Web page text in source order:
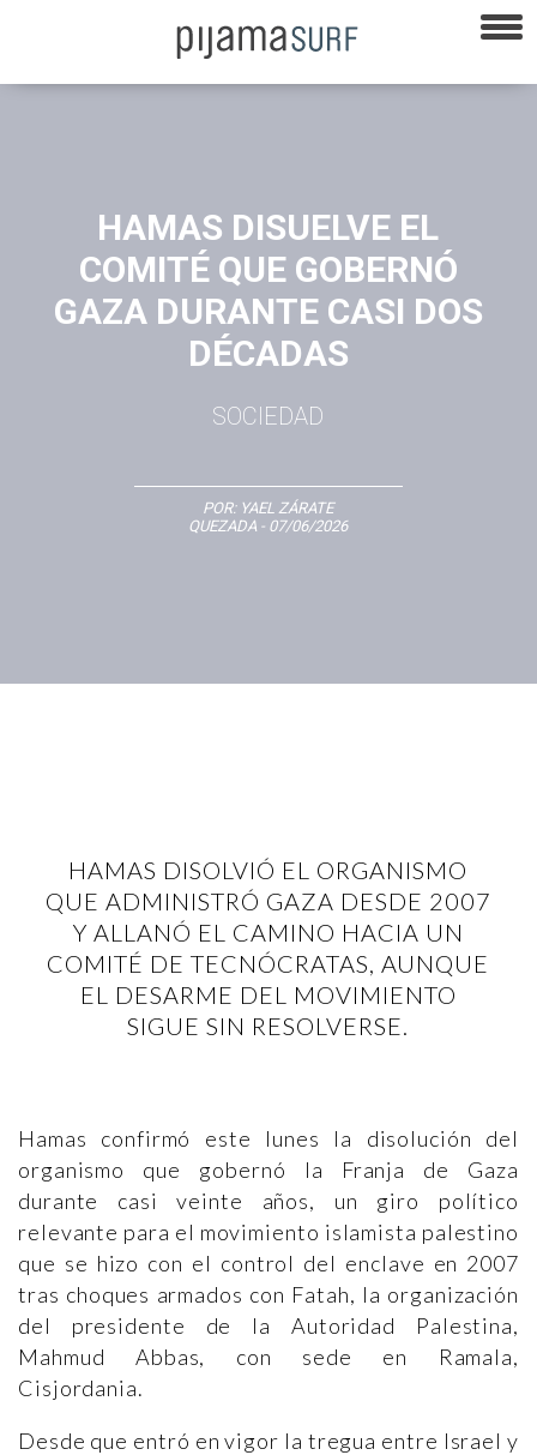
HAMAS DISUELVE EL
COMITÉ QUE GOBERNÓ
GAZA DURANTE CASI DOS
DÉCADAS
SOCIEDAD
POR: YAEL ZÁRATE
QUEZADA - 07/06/2026
HAMAS DISOLVIÓ EL ORGANISMO
QUE ADMINISTRÓ GAZA DESDE 2007
Y ALLANÓ EL CAMINO HACIA UN
COMITÉ DE TECNÓCRATAS, AUNQUE
EL DESARME DEL MOVIMIENTO
SIGUE SIN RESOLVERSE.
Hamas confirmó este lunes la disolución del
organismo que gobernó la Franja de Gaza
durante casi veinte años, un giro político
relevante para el movimiento islamista palestino
que se hizo con el control del enclave en 2007
tras choques armados con Fatah, la organización
del presidente de la Autoridad Palestina,
Mahmud Abbas, con sede en Ramala,
Cisjordania.
Desde que entró en vigor la tregua entre Israel y